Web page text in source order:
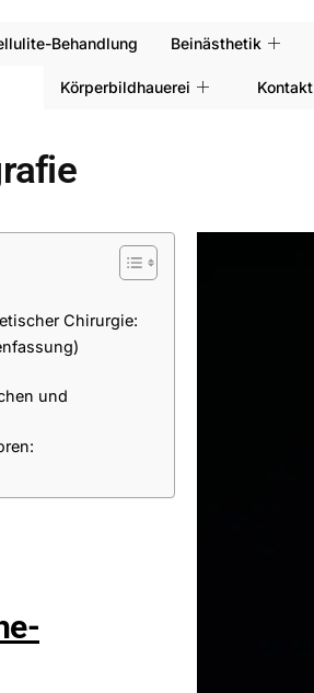
Behandlung Beinästhetik
Körperbildhauerei Kontakt
Chirurgie:
und